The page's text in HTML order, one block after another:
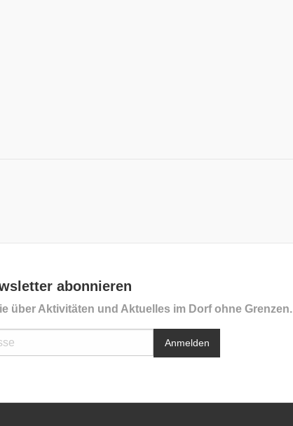
abonnieren
über Aktivitäten und Aktuelles im Dorf ohne Grenzen.